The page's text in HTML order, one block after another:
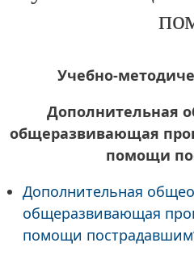
Учебно-
Дополнительная
общеразвивающая
помощи
Дополнительная
общеразвивающая
помощи